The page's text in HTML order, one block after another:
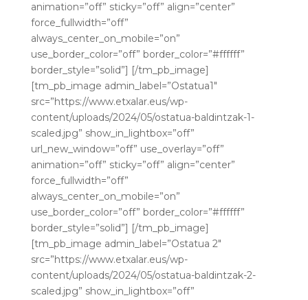
animation=”off” sticky=”off” align=”center”
force_fullwidth=”off”
always_center_on_mobile=”on”
use_border_color=”off” border_color=”#ffffff”
border_style=”solid”] [/tm_pb_image]
[tm_pb_image admin_label=”Ostatua1″
src=”https://www.etxalar.eus/wp-
content/uploads/2024/05/ostatua-baldintzak-1-
scaled.jpg” show_in_lightbox=”off”
url_new_window=”off” use_overlay=”off”
animation=”off” sticky=”off” align=”center”
force_fullwidth=”off”
always_center_on_mobile=”on”
use_border_color=”off” border_color=”#ffffff”
border_style=”solid”] [/tm_pb_image]
[tm_pb_image admin_label=”Ostatua 2″
src=”https://www.etxalar.eus/wp-
content/uploads/2024/05/ostatua-baldintzak-2-
scaled.jpg” show_in_lightbox=”off”